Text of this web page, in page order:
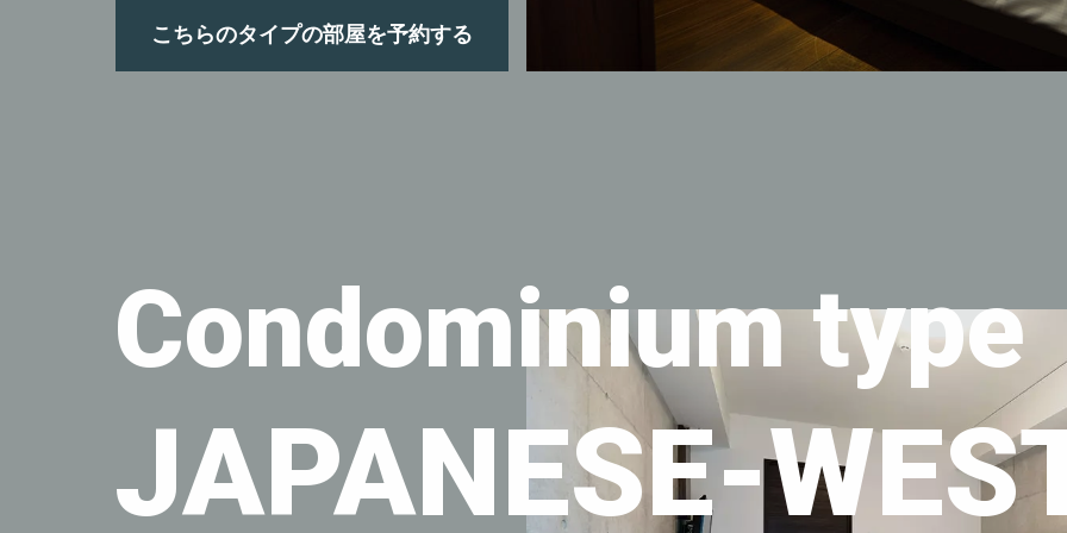
こちらのタイプの部屋を予約する
Condominium type
JAPANESE-